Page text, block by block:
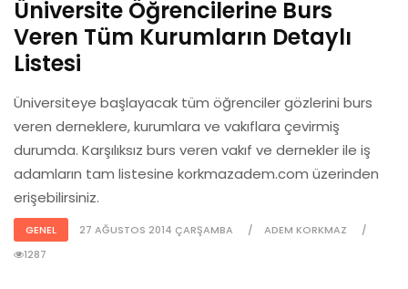
Üniversite Öğrencilerine Burs
Veren Tüm Kurumların Detaylı
Listesi
Üniversiteye başlayacak tüm öğrenciler gözlerini burs
veren derneklere, kurumlara ve vakıflara çevirmiş
durumda. Karşılıksız burs veren vakıf ve dernekler ile iş
adamların tam listesine korkmazadem.com üzerinden
erişebilirsiniz.
GENEL 27 AĞUSTOS 2014 ÇARŞAMBA
ADEM KORKMAZ
1287